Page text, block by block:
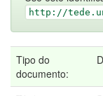
http://
Tipo do
documento: